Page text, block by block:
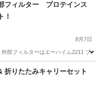
ィルター プロテインス
！
8月7日
部フィルターはエーハイム2211 プ
りたたみキャリーセット